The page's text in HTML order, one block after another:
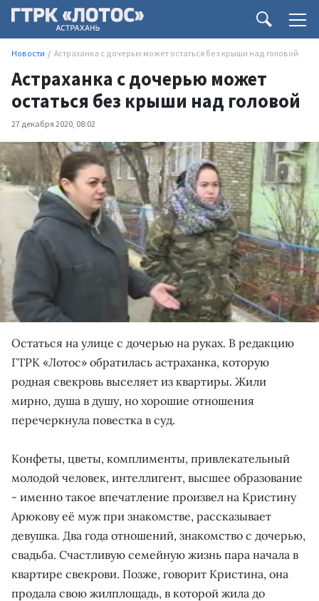
Новости Астраханка с дочерью может остаться без крыши над головой
Астраханка с дочерью может
остаться без крыши над головой
27 декабря 2020, 08:02
Остаться на улице с дочерью на руках. В редакцию
ГТРК «Лотос» обратилась астраханка, которую
родная свекровь выселяет из квартиры. Жили
мирно, душа в душу, но хорошие отношения
перечеркнула повестка в суд.
Конфеты, цветы, комплименты, привлекательный
молодой человек, интеллигент, высшее образование
- именно такое впечатление произвел на Кристину
Арюкову её муж при знакомстве, рассказывает
девушка. Два года отношений, знакомство с дочерью,
свадьба. Счастливую семейную жизнь пара начала в
квартире свекрови. Позже, говорит Кристина, она
продала свою жилплощадь, в которой жила до